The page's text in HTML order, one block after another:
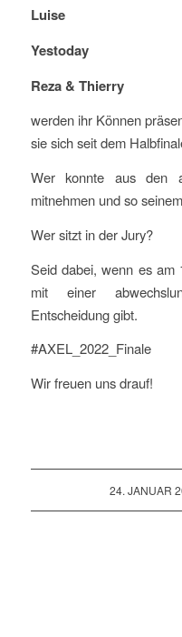
Luise
Yestoday
Reza & Thierry
werden ihr Können
sie sich seit dem
Wer konnte aus den
mitnehmen und so
Wer sitzt in der Jury?
Seid dabei, wenn es am
mit einer
Entscheidung gibt.
#AXEL_2022_Finale
Wir freuen uns drauf!
24. JANUAR
/